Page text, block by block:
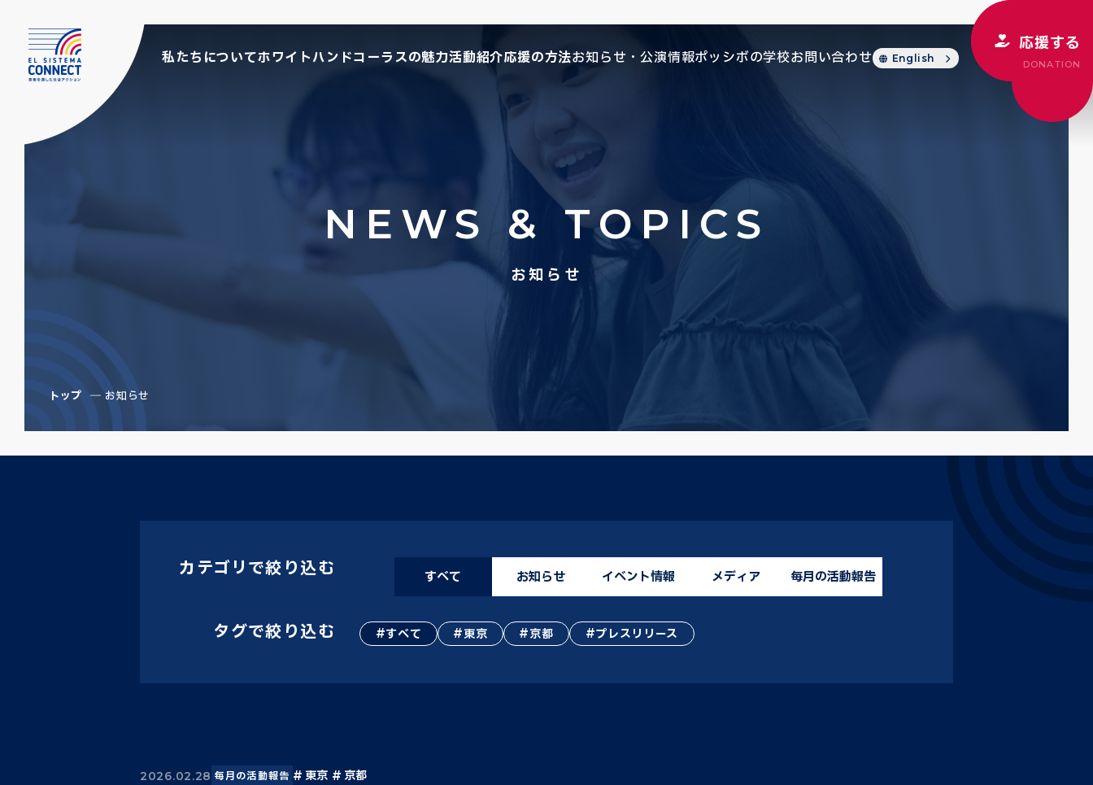
私たちについてホワイトハンドコーラスの魅力活動紹介応援の方法お知らせ・公演情報ポッシボの学校お問い合わせ English
応援する
DONATION
NEWS & TOPICS
お知らせ
トップ お知らせ
カテゴリで絞り込む すべて お知らせ イベント情報 メディア 毎月の活動報告
タグで絞り込む すべて 東京 京都 プレスリリース
2026.02.28 毎月の活動報告 東京 京都